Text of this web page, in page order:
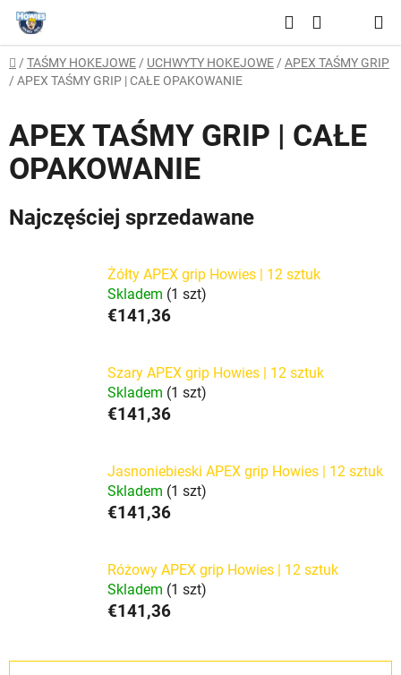
Przejść
treści
Szukaj
Home
/ TAŚMY HOKEJOWE / UCHWYTY HOKEJOWE / APEX TAŚMY GRIP
/ APEX TAŚMY GRIP | CAŁE OPAKOWANIE
APEX TAŚMY GRIP | CAŁE
OPAKOWANIE
Najczęściej sprzedawane
Żółty APEX grip Howies | 12 sztuk
Skladem (1 szt)
€141,36
Szary APEX grip Howies | 12 sztuk
Skladem (1 szt)
€141,36
Jasnoniebieski APEX grip Howies | 12 sztuk
Skladem (1 szt)
€141,36
Różowy APEX grip Howies | 12 sztuk
Skladem (1 szt)
€141,36